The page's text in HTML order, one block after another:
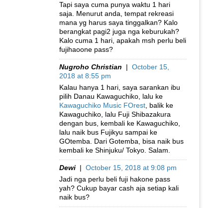
Tapi saya cuma punya waktu 1 hari
saja. Menurut anda, tempat rekreasi
mana yg harus saya tinggalkan? Kalo
berangkat pagi2 juga nga keburukah?
Kalo cuma 1 hari, apakah msh perlu beli
fujihaoone pass?
Nugroho Christian | October 15,
2018 at 8:55 pm
Kalau hanya 1 hari, saya sarankan ibu
pilih Danau Kawaguchiko, lalu ke
Kawaguchiko Music FOrest , balik ke
Kawaguchiko, lalu Fuji Shibazakura
dengan bus, kembali ke Kawaguchiko,
lalu naik bus Fujikyu sampai ke
GOtemba. Dari Gotemba, bisa naik bus
kembali ke Shinjuku/ Tokyo. Salam.
Dewi | October 15, 2018 at 9:08 pm
Jadi nga perlu beli fuji hakone pass
yah? Cukup bayar cash aja setiap kali
naik bus?